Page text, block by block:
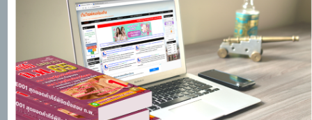
ค่าใช้สอย วัสดุ และค่าสาธารณูปโภค หนังสือที่อ้างถึง หนังสือ
กระทรวงมหาดไทย ที่ มท 0808.2/ว 1536 ลงว